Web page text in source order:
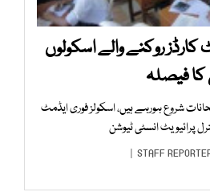
روکنے والے اسکولوں
کا فیصلہ
شروع ہورہے ہیں، اسکولز فوری ایڈمٹ
پرائیویٹ انسٹی ٹیوشن
STAFF